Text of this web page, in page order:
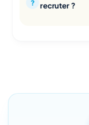
recruter ?